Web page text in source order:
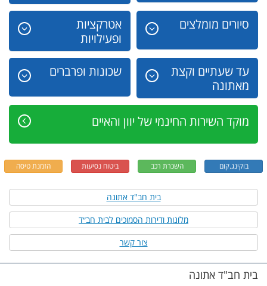
סיורים מומלצים
אטרקציות
ופעילויות
עד שעתיים וקצת
מאתונה
שכונות ופרברים
מוקד השירות החינמי של יוון והאיים
בוקינג.קום השכרת רכב ביטוח נסיעות הזמנת טיסה
בית חב"ד אתונה
מלונות ודירות הסמוכים לבית חב״ד
צור קשר
בית חב"ד אתונה